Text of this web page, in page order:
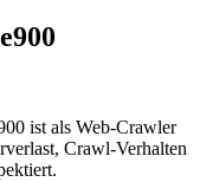
ist als Web-Crawler
Crawl-Verhalten